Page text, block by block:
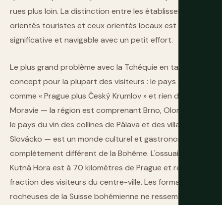
rues plus loin. La distinction entre les établissements
orientés touristes et ceux orientés locaux est réelle,
significative et navigable avec un petit effort.
Le plus grand problème avec la Tchéquie en tant que
concept pour la plupart des visiteurs : le pays est traité
comme « Prague plus Český Krumlov » et rien d'autre. La
Moravie — la région est comprenant Brno, Olomouc et
le pays du vin des collines de Pálava et des villages de
Slovácko — est un monde culturel et gastronomique
complètement différent de la Bohême. L'ossuaire de
Kutná Hora est à 70 kilomètres de Prague et reçoit une
fraction des visiteurs du centre-ville. Les formations
rocheuses de la Suisse bohémienne ne ressemblent à